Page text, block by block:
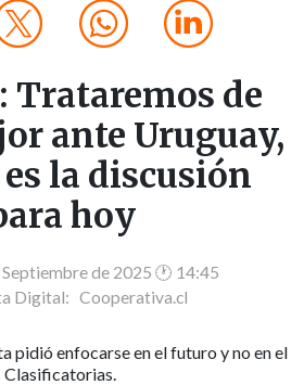
Trataremos de
ante Uruguay,
la discusión
hoy
de 2025 🕐 14:45
Digital: Cooperativa.cl
pidió enfocarse en el futuro y no en el